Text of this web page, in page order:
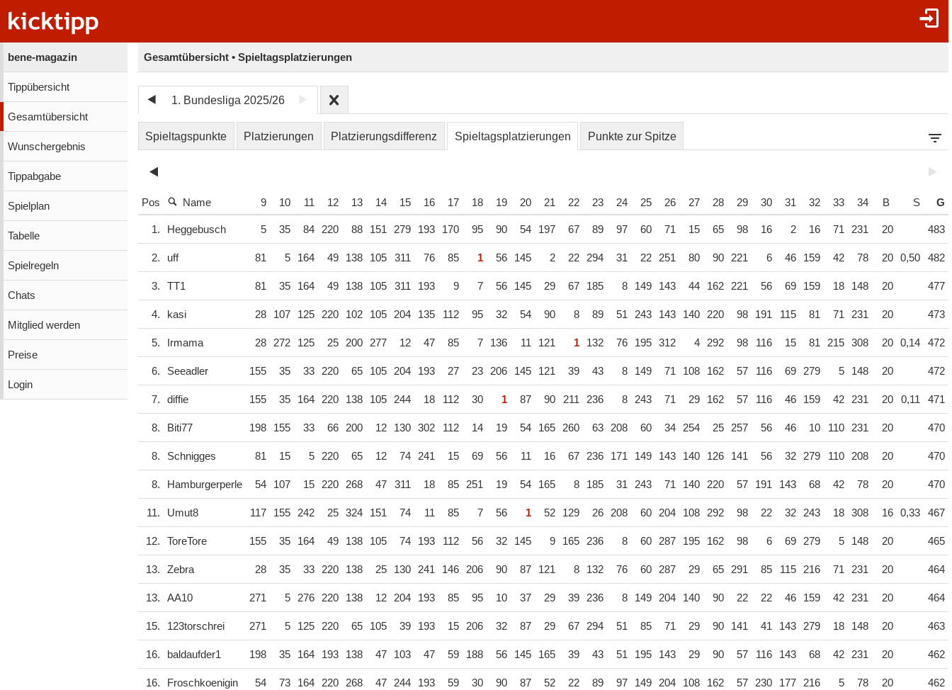
bene-magazin
Tippübersicht
Gesamtübersicht
Wunschergebnis
Tippabgabe
Spielplan
Tabelle
Spielregeln
Chats
Mitglied werden
Preise
Login
Gesamtübersicht • Spieltagsplatzierungen
1. Bundesliga 2025/26
Spieltagspunkte Platzierungen Platzierungsdifferenz Spieltagsplatzierungen Punkte zur Spitze
Pos Name 9 10 11 12 13 14 15 16 17 18 19 20 21 22 23 24 25 26 27 28 29 30 31 32 33 34 B S G
1. Heggebusch 5 35 84 220 88 151 279 193 170 95 90 54 197 67 89 97 60 71 15 65 98 16 2 16 71 231 20 483
2. uff 81 5 164 49 138 105 311 76 85 1 56 145 2 22 294 31 22 251 80 90 221 6 46 159 42 78 20 0,50 482
3. TT1 81 35 164 49 138 105 311 193 9 7 56 145 29 67 185 8 149 143 44 162 221 56 69 159 18 148 20 477
4. kasi 28 107 125 220 102 105 204 135 112 95 32 54 90 8 89 51 243 143 140 220 98 191 115 81 71 231 20 473
5. Irmama 28 272 125 25 200 277 12 47 85 7 136 11 121 1 132 76 195 312 4 292 98 116 15 81 215 308 20 0,14 472
6. Seeadler 155 35 33 220 65 105 204 193 27 23 206 145 121 39 43 8 149 71 108 162 57 116 69 279 5 148 20 472
7. diffie 155 35 164 220 138 105 244 18 112 30 1 87 90 211 236 8 243 71 29 162 57 116 46 159 42 231 20 0,11 471
8. Biti77 198 155 33 66 200 12 130 302 112 14 19 54 165 260 63 208 60 34 254 25 257 56 46 10 110 231 20 470
8. Schnigges 81 15 5 220 65 12 74 241 15 69 56 11 16 67 236 171 149 143 140 126 141 56 32 279 110 208 20 470
8. Hamburgerperle 54 107 15 220 268 47 311 18 85 251 19 54 165 8 185 31 243 71 140 220 57 191 143 68 42 78 20 470
11. Umut8 117 155 242 25 324 151 74 11 85 7 56 1 52 129 26 208 60 204 108 292 98 22 32 243 18 308 16 0,33 467
12. ToreTore 155 35 164 49 138 105 74 193 112 56 32 145 9 165 236 8 60 287 195 162 98 6 69 279 5 148 20 465
13. Zebra 28 35 33 220 138 25 130 241 146 206 90 87 121 8 132 76 60 287 29 65 291 85 115 216 71 231 20 464
13. AA10 271 5 276 220 138 12 204 193 85 95 10 37 29 39 236 8 149 204 140 90 22 22 46 159 42 231 20 464
15. 123torschrei 271 5 125 220 65 105 39 193 15 206 32 87 29 67 294 51 85 71 29 90 141 41 143 279 18 148 20 463
16. baldaufder1 198 35 164 193 138 47 103 47 59 188 56 145 165 39 43 51 195 143 29 90 57 116 143 68 42 231 20 462
16. Froschkoenigin 54 73 164 220 268 47 244 193 59 30 90 87 52 22 89 97 149 204 108 162 57 230 177 216 5 78 20 462